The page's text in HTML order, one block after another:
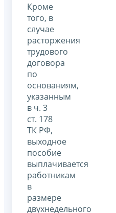
Кроме
того, в
случае
расторжения
трудового
договора
по
основаниям,
указанным
в ч. 3
ст. 178
ТК РФ,
выходное
пособие
выплачивается
работникам
в
размере
двухнедельного